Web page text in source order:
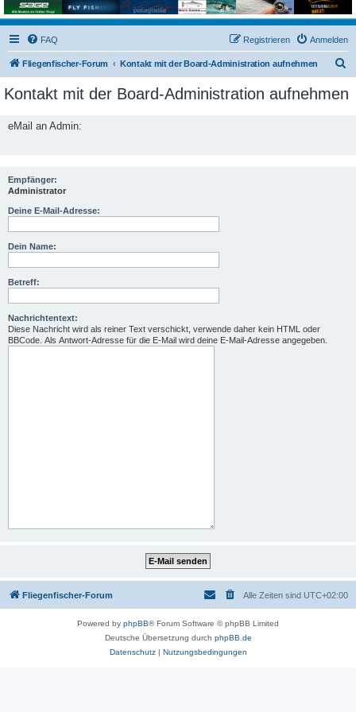
FAQ Anmelden
Registrieren
Fliegenfischer-Forum Kontakt mit der Board-Administration aufnehmen
c
Kontakt mit der Board-Administration aufnehmen
eMail an Admin:
Empfänger:
Administrator
Deine E-Mail-Adresse:
Dein Name:
Betreff:
Nachrichtentext:
Diese Nachricht wird als reiner Text verschickt, verwende daher kein HTML oder
BBCode. Als Antwort-Adresse für die E-Mail wird deine E-Mail-Adresse angegeben.
Fliegenfischer-Forum Alle Zeiten sind UTC+02:00
Powered by phpBB® Forum Software © phpBB Limited
Deutsche Übersetzung durch phpBB.de
Datenschutz| Nutzungsbedingungen